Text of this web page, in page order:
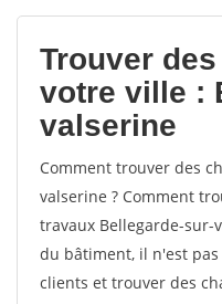
Trouver
votre ville :
valserine
Comment trouver des
valserine ? Comment
travaux Bellegarde-sur-
du bâtiment, il n'est
clients et trouver des